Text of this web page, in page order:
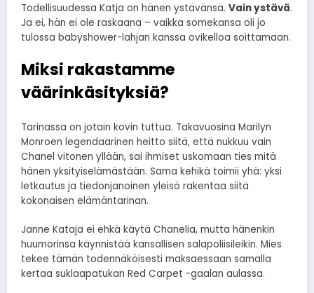
Todellisuudessa Katja on hänen ystävänsä. Vain ystävä.
Ja ei, hän ei ole raskaana – vaikka somekansa oli jo
tulossa babyshower-lahjan kanssa ovikelloa soittamaan.
Miksi rakastamme
väärinkäsityksiä?
Tarinassa on jotain kovin tuttua. Takavuosina Marilyn
Monroen legendaarinen heitto siitä, että nukkuu vain
Chanel vitonen yllään, sai ihmiset uskomaan ties mitä
hänen yksityiselämästään. Sama kehikä toimii yhä: yksi
letkautus ja tiedonjanoinen yleisö rakentaa siitä
kokonaisen elämäntarinan.
Janne Kataja ei ehkä käytä Chanelia, mutta hänenkin
huumorinsa käynnistää kansallisen salapoliisileikin. Mies
tekee tämän todennäköisesti maksaessaan samalla
kertaa suklaapatukan Red Carpet -gaalan aulassa.